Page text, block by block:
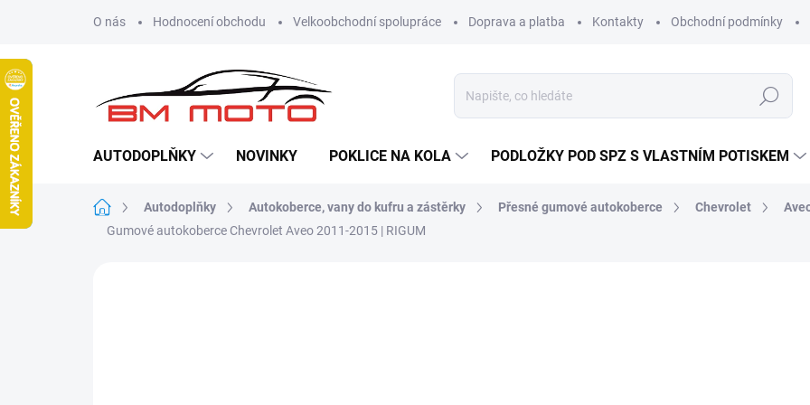
O nás Hodnocení obchodu Velkoobchodní spolupráce Doprava a platba Kontakty Obchodní podmínky
Hledat
AUTODOPLŇKY NOVINKY POKLICE NA KOLA PODLOŽKY POD SPZ S VLASTNÍM POTISKEM
Domů Autodoplňky Autokoberce, vany do kufru a zástěrky Přesné gumové autokoberce Chevrolet
Gumové autokoberce Chevrolet Aveo 2011-2015 | RIGUM